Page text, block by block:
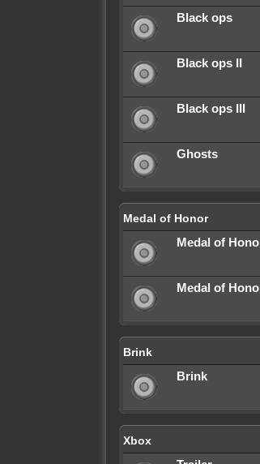
Black ops
Black ops II
Black ops III
Ghosts
Medal of Honor
Medal of
Medal of
Brink
Brink
Xbox